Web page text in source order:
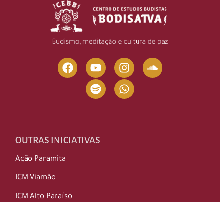
OUTRAS INICIATIVAS
Ação Paramita
ICM Viamão
ICM Alto Paraíso